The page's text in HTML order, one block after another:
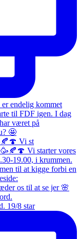
Vi st
19/8 star